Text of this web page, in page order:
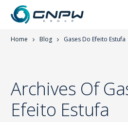
Home Blog Gases Do Efeito Estufa
Archives Of
Efeito Estufa